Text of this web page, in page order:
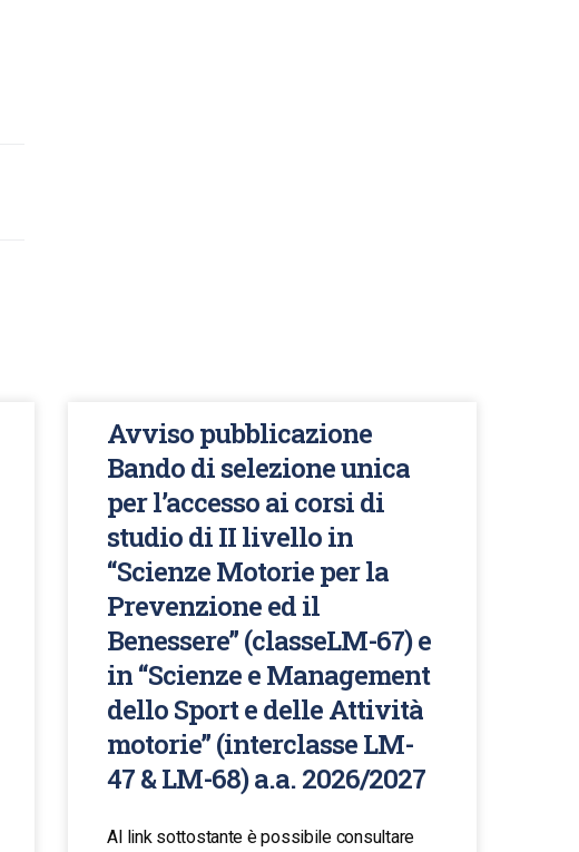
Avviso pubblicazione
Bando di selezione unica
per l’accesso ai corsi di
studio di II livello in
“Scienze Motorie per la
Prevenzione ed il
Benessere” (classeLM-67) e
in “Scienze e Management
dello Sport e delle Attività
motorie” (interclasse LM-
47 & LM-68) a.a. 2026/2027
Al link sottostante è possibile consultare